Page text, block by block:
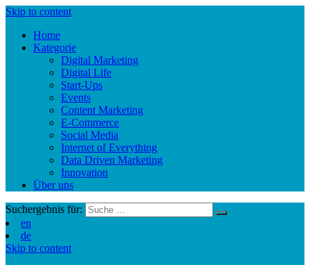
Skip to content
Home
Kategorie
Digital Marketing
Digital Life
Start-Ups
Events
Content Marketing
E-Commerce
Social Media
Internet of Everything
Data Driven Marketing
Innovation
Über uns
Suchergebnis für:
en
de
Skip to content